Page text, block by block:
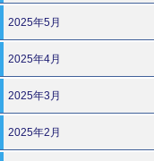
2025年5月
2025年4月
2025年3月
2025年2月